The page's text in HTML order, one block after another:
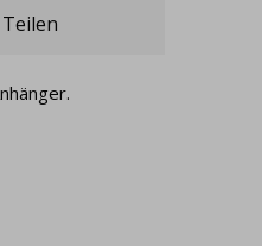
Teilen